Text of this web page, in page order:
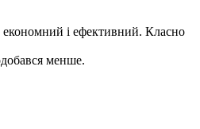
і ефективний. Класно
менше.